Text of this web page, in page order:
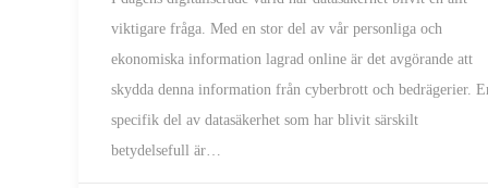
viktigare fråga. Med en stor del av vår personliga och
ekonomiska information lagrad online är det avgörande att
skydda denna information från cyberbrott och bedrägerier.
specifik del av datasäkerhet som har blivit särskilt
betydelsefull är…